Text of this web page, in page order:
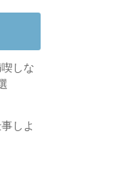
しな
しよ